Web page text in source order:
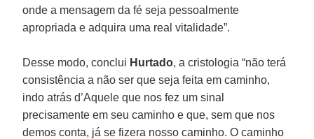
onde a mensagem da fé seja pessoalmente
apropriada e adquira uma real vitalidade”.
Desse modo, conclui Hurtado, a cristologia “não terá
consistência a não ser que seja feita em caminho,
indo atrás d’Aquele que nos fez um sinal
precisamente em seu caminho e que, sem que nos
demos conta, já se fizera nosso caminho. O caminho